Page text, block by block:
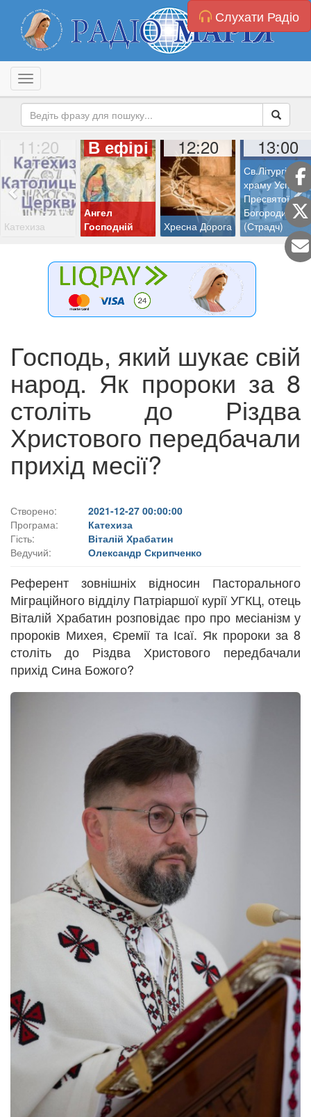
Слухати Радіо
Toggle navigation
11:20
Катехиза
В ефірі
Ангел
Господній
12:20
Хресна Дорога
13:00
Св.Літургія з
храму Успіння
Пресвятої
Богородиці
(Страдч)
Господь, який шукає свій
народ. Як пророки за 8
століть до Різдва
Христового передбачали
прихід месії?
Створено:
2021-12-27 00:00:00
Програма:
Катехиза
Гість:
Віталій Храбатин
Ведучий:
Олександр Скрипченко
Референт зовнішніх відносин Пасторального
Міграційного відділу Патріаршої курії УГКЦ, отець
Віталій Храбатин розповідає про про месіанізм у
пророків Михея, Єремії та Ісаї. Як пророки за 8
століть до Різдва Христового передбачали
прихід Сина Божого?